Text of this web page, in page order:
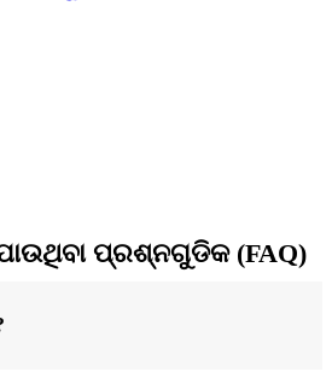
ପ୍ରଶ୍ନଗୁଡିକ (FAQ)